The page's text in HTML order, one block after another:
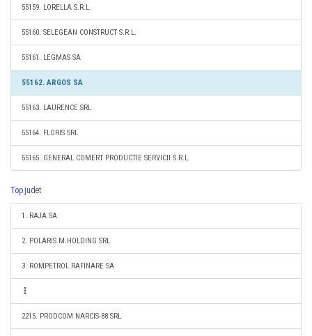
55159. LORELLA S.R.L.
55160. SELEGEAN CONSTRUCT S.R.L.
55161. LEGMAS SA
55162. ARGOS SA
55163. LAURENCE SRL
55164. FLORIS SRL
55165. GENERAL COMERT PRODUCTIE SERVICII S.R.L.
Top judet
1. RAJA SA
2. POLARIS M.HOLDING SRL
3. ROMPETROL RAFINARE SA
2215. PRODCOM NARCIS-88 SRL